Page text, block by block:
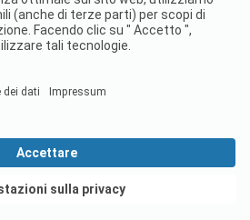
Condizioni d'uso